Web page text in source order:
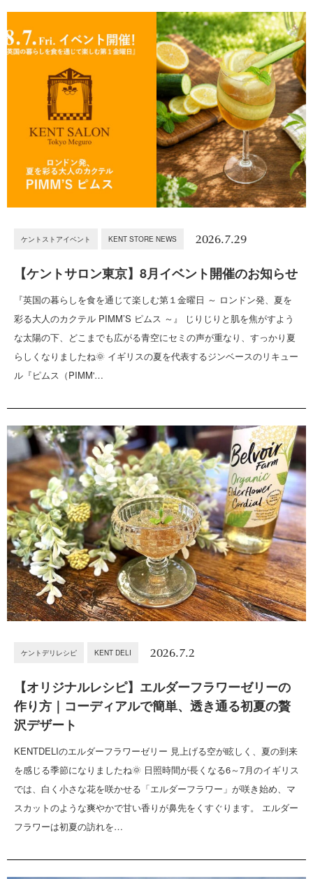
ケントストアイベント KENT STORE NEWS 2026.7.29
【ケントサロン東京】8月イベント開催のお知らせ
『英国の暮らしを食を通じて楽しむ第１金曜日 ～ ロンドン発、夏を
彩る大人のカクテル PIMM’S ピムス ～』 じりじりと肌を焦がすよう
な太陽の下、どこまでも広がる青空にセミの声が重なり、すっかり夏
らしくなりましたね🌞 イギリスの夏を代表するジンベースのリキュー
ル『ピムス（PIMM'…
ケントデリレシピ KENT DELI 2026.7.2
【オリジナルレシピ】エルダーフラワーゼリーの
作り方｜コーディアルで簡単、透き通る初夏の贅
沢デザート
KENTDELIのエルダーフラワーゼリー 見上げる空が眩しく、夏の到来
を感じる季節になりましたね🌞 日照時間が長くなる6～7月のイギリス
では、白く小さな花を咲かせる「エルダーフラワー」が咲き始め、マ
スカットのような爽やかで甘い香りが鼻先をくすぐります。 エルダー
フラワーは初夏の訪れを…